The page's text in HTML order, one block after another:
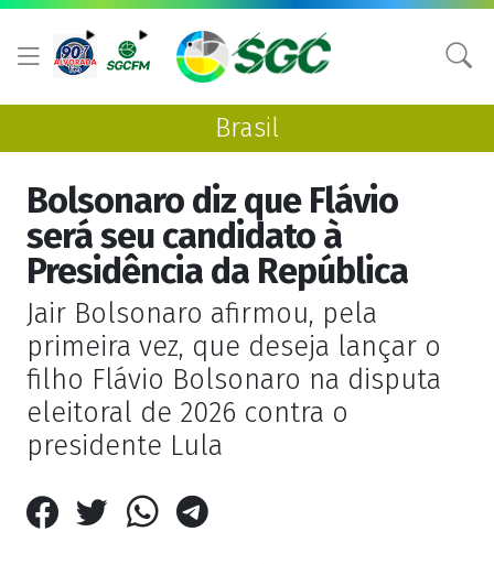
Brasil
Bolsonaro diz que Flávio
será seu candidato à
Presidência da República
Jair Bolsonaro afirmou, pela
primeira vez, que deseja lançar o
filho Flávio Bolsonaro na disputa
eleitoral de 2026 contra o
presidente Lula